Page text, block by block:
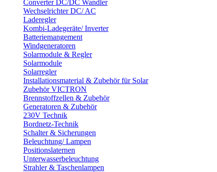
Converter DC/DC Wandler
Wechselrichter DC/ AC
Laderegler
Kombi-Ladegeräte/ Inverter
Batteriemangement
Windgeneratoren
Solarmodule & Regler
Solarmodule
Solarregler
Installationsmaterial & Zubehör für Solar
Zubehör VICTRON
Brennstoffzellen & Zubehör
Generatoren & Zubehör
230V Technik
Bordnetz-Technik
Schalter & Sicherungen
Beleuchtung/ Lampen
Positionslaternen
Unterwasserbeleuchtung
Strahler & Taschenlampen